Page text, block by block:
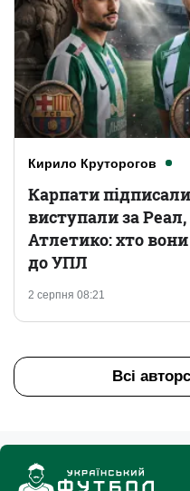
Кирило Круторогов
2 серпня 08:21
Карпати
виступали за
Атлетико: хто
до УПЛ
Всі